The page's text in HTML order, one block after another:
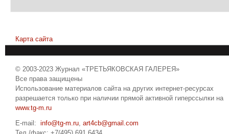
Карта сайта
© 2003-2023 Журнал «ТРЕТЬЯКОВСКАЯ ГАЛЕРЕЯ»
Все права защищены
Использование материалов сайта на других интернет-ресурсах
разрешается только при наличии прямой активной гиперссылки на
www.tg-m.ru
E-mail: info@tg-m.ru, art4cb@gmail.com